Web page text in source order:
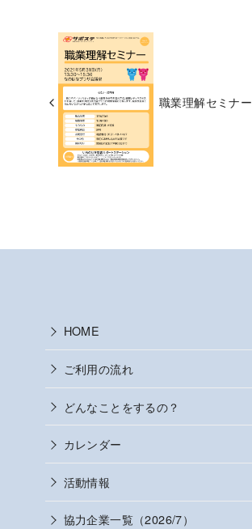
職業理解セミナー
HOME
ご利用の流れ
どんなことをするの？
カレンダー
活動情報
協力企業一覧（2026/7）